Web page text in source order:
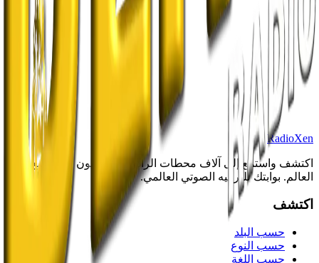
RadioXen
اكتشف واستمع إلى آلاف محطات الراديو والتلفزيون من جميع أنحاء
العالم. بوابتك للترفيه الصوتي العالمي.
اكتشف
حسب البلد
حسب النوع
حسب اللغة